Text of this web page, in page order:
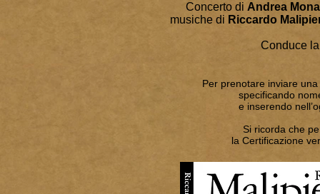
Concerto di Andrea
musiche di Riccardo
Conduce
Per prenotare inviare
specificando
e inserendo
Si ricorda che
la Certificazione